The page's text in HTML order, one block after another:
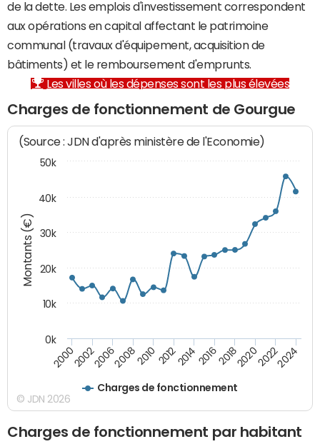
de la dette. Les emplois d'investissement correspondent
aux opérations en capital affectant le patrimoine
communal (travaux d'équipement, acquisition de
bâtiments) et le remboursement d'emprunts.
Les villes où les dépenses sont les plus élevées
Charges de fonctionnement de Gourgue
Montants (€)
(Source : JDN d'après ministère de l'Economie)
Charges de fonctionnement
20002002200620082010 2012201420162018202020222024
0k
10k
20k
30k
40k
50k
© JDN 2026
Charges de fonctionnement par habitant